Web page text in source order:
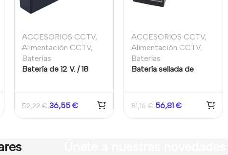
ACCESORIOS CCTV,
Alimentación CCTV,
Baterías
Batería de 12 V. / 18
52,22€ 36,55 €
ACCESORIOS CCTV,
Alimentación CCTV,
Baterías
Batería sellada de
prueba de fugas Aritech
81,16€ 56,81 €